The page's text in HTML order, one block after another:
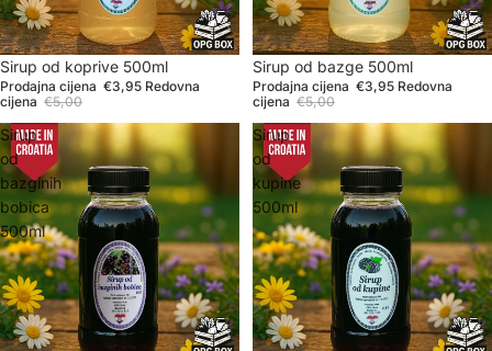
Sniženje
Sirup od koprive 500ml
Prodajna cijena €3,95 Redovna
cijena €5,00
Rasprodano
Sirup od bazge 500ml
Prodajna cijena €3,95 Redovna
cijena €5,00
Sirup
od
bazginih
bobica
500ml
Sirup
od
kupine
500ml